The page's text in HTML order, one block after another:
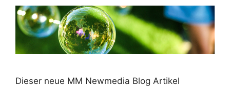
Dieser neue MM Newmedia Blog Artikel